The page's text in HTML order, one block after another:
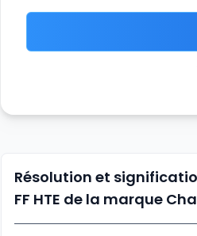
Résolution et
FF HTE de la marque